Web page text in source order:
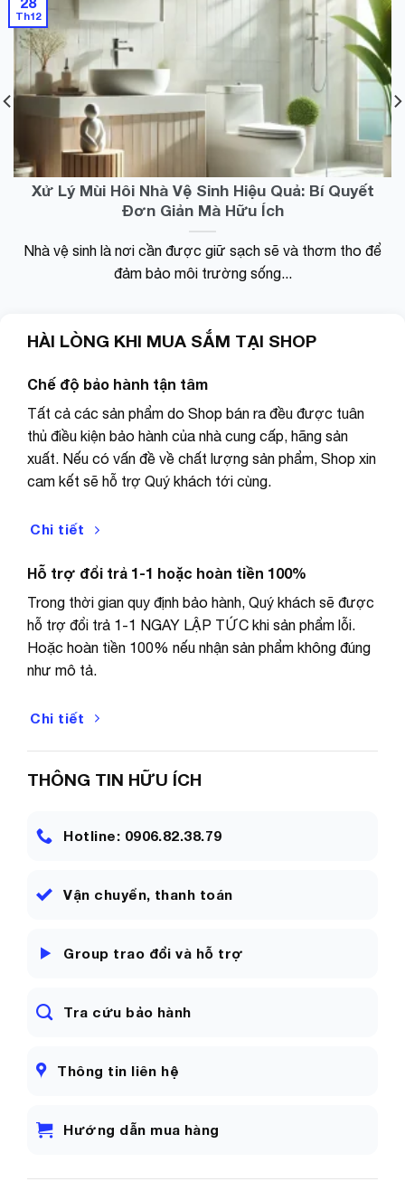
gia đình
làm
bánh
thực
phẩm
nấu ăn
chính
sofa
làm
sạch
hút
nuôi
chó
mèo,
con lăn
năng
Xử Lý Mùi Hôi Nhà Vệ Sinh Hiệu Quả: Bí Quyết
Đơn Giản Mà Hữu Ích
Nhà vệ sinh là nơi cần được giữ sạch sẽ và thơm tho để
đảm bảo môi trường sống...
Th12
HÀI LÒNG KHI MUA SẮM TẠI SHOP
Chế độ bảo hành tận tâm
Tất cả các sản phẩm do Shop bán ra đều được tuân
thủ điều kiện bảo hành của nhà cung cấp, hãng sản
xuất. Nếu có vấn đề về chất lượng sản phẩm, Shop xin
cam kết sẽ hỗ trợ Quý khách tới cùng.
Chi tiết
Hỗ trợ đổi trả 1-1 hoặc hoàn tiền 100%
Trong thời gian quy định bảo hành, Quý khách sẽ được
hỗ trợ đổi trả 1-1 NGAY LẬP TỨC khi sản phẩm lỗi.
Hoặc hoàn tiền 100% nếu nhận sản phẩm không đúng
như mô tả.
Chi tiết
THÔNG TIN HỮU ÍCH
Hotline: 0906.82.38.79
Vận chuyển, thanh toán
Group trao đổi và hỗ trợ
Tra cứu bảo hành
Thông tin liên hệ
Hướng dẫn mua hàng